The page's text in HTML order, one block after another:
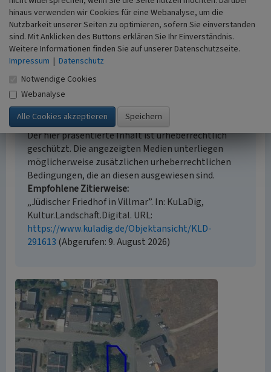
Erfassungsmethode
Geländebegehung/-kartierung
Historischer Zeitraum
Beginn 1930
Empfohlene Zitierweise
Urheberrechtlicher Hinweis
Der hier präsentierte Inhalt ist urheberrechtlich
geschützt. Die angezeigten Medien unterliegen
möglicherweise zusätzlichen urheberrechtlichen
Bedingungen, die an diesen ausgewiesen sind.
Empfohlene Zitierweise
„Jüdischer Friedhof in Villmar”. In: KuLaDig,
Kultur.Landschaft.Digital. URL:
https://www.kuladig.de/Objektansicht/KLD-
291613 (Abgerufen: 9. August 2026)
hinaus verwenden wir Cookies für eine Webanalyse, um die
Nutzbarkeit unserer Seiten zu optimieren, sofern Sie einverstanden
sind. Mit Anklicken des Buttons erklären Sie Ihr Einverständnis.
Weitere Informationen finden Sie auf unserer Datenschutzseite.
Impressum | Datenschutz
Notwendige Cookies
Webanalyse